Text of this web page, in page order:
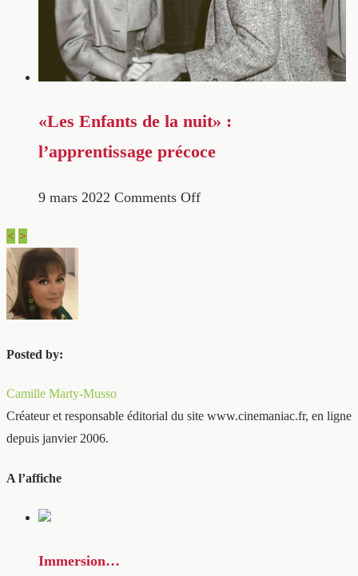
«Les Enfants de la nuit» :
l’apprentissage précoce
9 mars 2022 Comments Off
< >
Posted by:
Camille Marty-Musso
Créateur et responsable éditorial du site www.cinemaniac.fr, en ligne
depuis janvier 2006.
A l’affiche
Immersion…